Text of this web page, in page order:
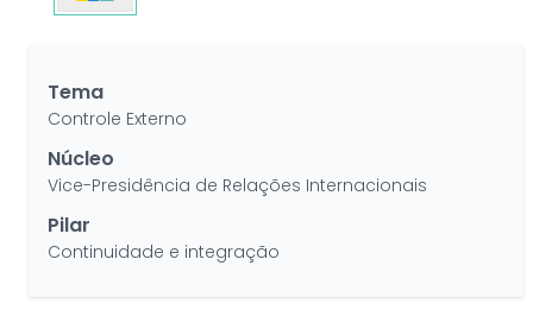
Tema
Controle Externo
Núcleo
Vice-Presidência de Relações Internacionais
Pilar
Continuidade e integração